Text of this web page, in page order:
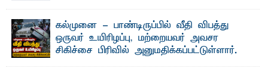
ஜே. எப். காமிலா பேகம்- இ லங்கை அரசாங்கம் அரசுசாரா
அமைப்புகள் (NGO) தொடர்பான புதிய சட்டமூலத்தை ...
கல்முனை - பாண்டிருப்பில் வீதி விபத்து
ஒருவர் உயிரிழப்பு, மற்றையவர் அவசர
சிகிச்சை பிரிவில் அனுமதிக்கப்பட்டுள்ளார்.